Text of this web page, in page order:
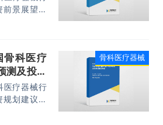
景展望报
、市场竞
科医疗
测及投资
疗器械行
划建议报
域市场分
骨科医疗器械